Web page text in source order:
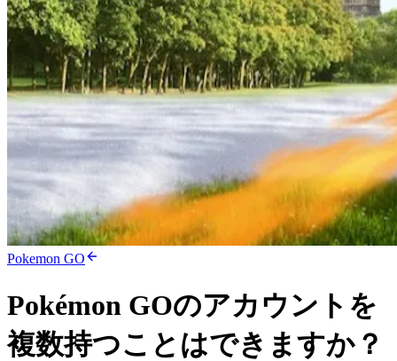
Pokemon GO
Pokémon GOのアカウントを
複数持つことはできますか？